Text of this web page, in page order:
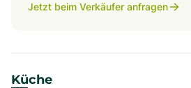
Jetzt beim Verkäufer anfragen
Küche